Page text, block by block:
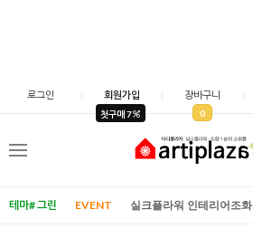
로그인 회원가입
첫구매 7
장바구니
0
메
테마# 그린 EVENT 실크플라워 인테리어조화